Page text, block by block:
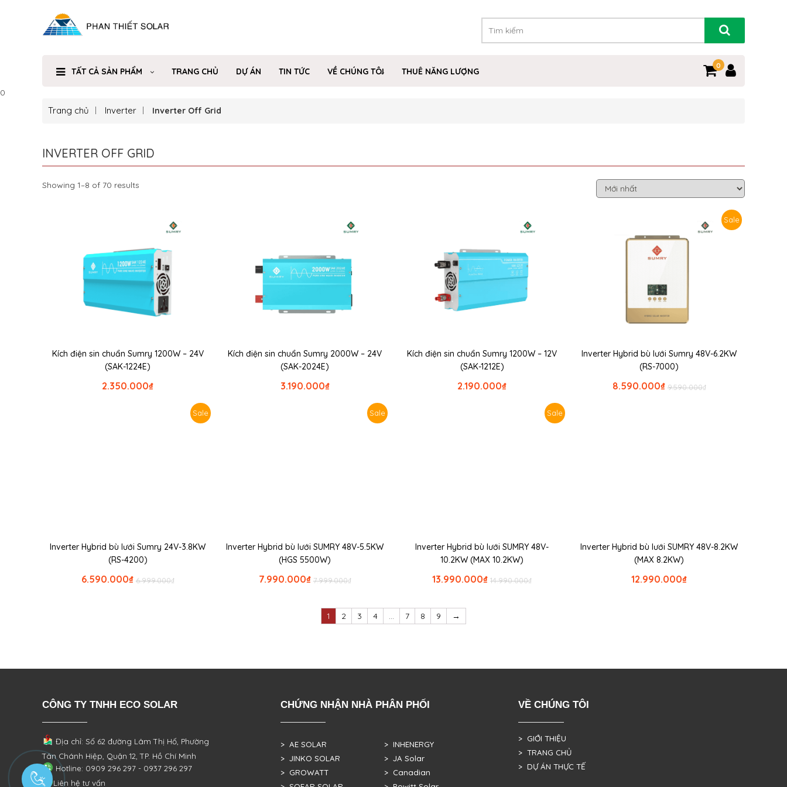
TẤT CẢ SẢN PHẨM TRANG CHỦ DỰ ÁN TIN TỨC VỀ CHÚNG TÔI THUÊ NĂNG LƯỢNG
0
0
Trang chủ Inverter Inverter Off Grid
INVERTER OFF GRID
Showing 1–8 of 70 results
Kích điện sin chuẩn Sumry 1200W – 24V
(SAK-1224E)
₫
2.350.000
Kích điện sin chuẩn Sumry 2000W – 24V
(SAK-2024E)
₫
3.190.000
Kích điện sin chuẩn Sumry 1200W – 12V
(SAK-1212E)
₫
2.190.000
Sale
Inverter Hybrid bù lưới Sumry 48V-6.2KW
(RS-7000)
₫
9.590.000
₫
8.590.000
Sale
Inverter Hybrid bù lưới Sumry 24V-3.8KW
(RS-4200)
₫
6.999.000
₫
6.590.000
Sale
Inverter Hybrid bù lưới SUMRY 48V-5.5KW
(HGS 5500W)
₫
7.999.000
₫
7.990.000
Sale
Inverter Hybrid bù lưới SUMRY 48V-
10.2KW (MAX 10.2KW)
₫
14.990.000
₫
13.990.000
Inverter Hybrid bù lưới SUMRY 48V-8.2KW
(MAX 8.2KW)
₫
12.990.000
1 2 3 4 … 7 8 9 →
CÔNG TY TNHH ECO SOLAR
Địa chỉ: Số 62 đường Lâm Thị Hố, Phường
Tân Chánh Hiệp, Quận 12, TP. Hồ Chí Minh
Hotline: 0909 296 297 - 0937 296 297
Liên hệ tư vấn
CHỨNG NHẬN NHÀ PHÂN PHỐI
> AE SOLAR
> JINKO SOLAR
> GROWATT
> INHENERGY
> JA Solar
> Canadian
VỀ CHÚNG TÔI
> GIỚI THIỆU
> TRANG CHỦ
> DỰ ÁN THỰC TẾ